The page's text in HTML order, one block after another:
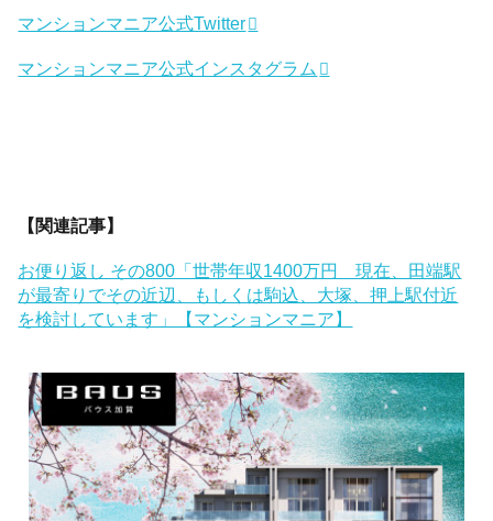
マンションマニア公式Twitter
マンションマニア公式インスタグラム
【関連記事】
お便り返し その800「世帯年収1400万円 現在、田端駅
が最寄りでその近辺、もしくは駒込、大塚、押上駅付近
を検討しています」【マンションマニア】